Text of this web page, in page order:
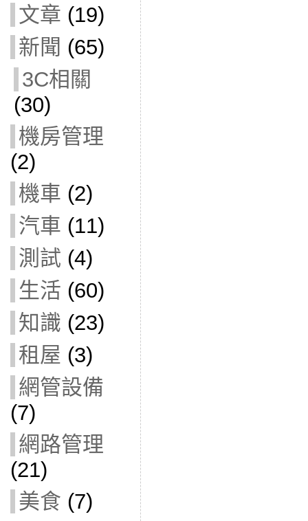
文章 (19)
新聞 (65)
3C相關
(30)
機房管理
(2)
機車 (2)
汽車 (11)
測試 (4)
生活 (60)
知識 (23)
租屋 (3)
網管設備
(7)
網路管理
(21)
美食 (7)